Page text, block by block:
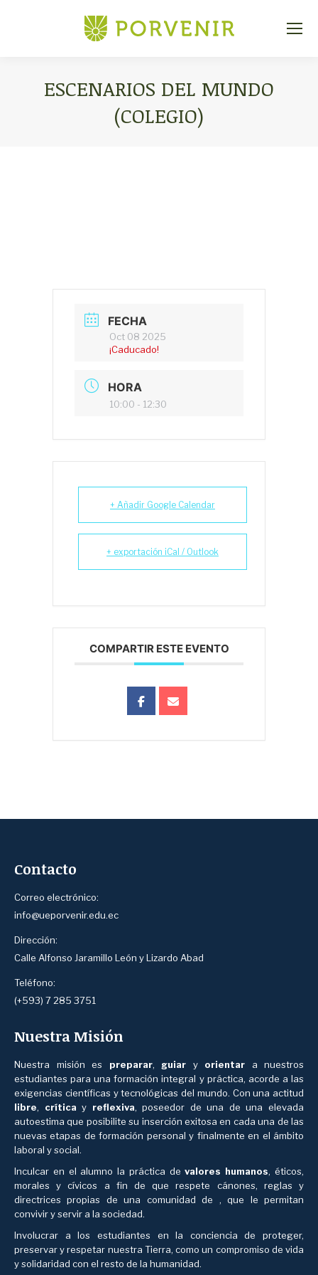
ESCENARIOS DEL MUNDO
(COLEGIO)
FECHA
Oct 08 2025
¡Caducado!
HORA
10:00 - 12:30
+ Añadir Google Calendar
+ exportación iCal / Outlook
COMPARTIR ESTE EVENTO
Contacto
Correo electrónico:
info@ueporvenir.edu.ec
Dirección:
Calle Alfonso Jaramillo León y Lizardo Abad
Teléfono:
(+593) 7 285 3751
Nuestra Misión
Nuestra misión es preparar, guiar y orientar a nuestros
estudiantes para una formación integral y práctica, acorde a las
exigencias científicas y tecnológicas del mundo. Con una actitud
libre, crítica y reflexiva, poseedor de una de una elevada
autoestima que posibilite su inserción exitosa en cada una de las
nuevas etapas de formación personal y finalmente en el ámbito
laboral y social.
Inculcar en el alumno la práctica devalores humanos, éticos,
morales y cívicos a fin de que respete cánones, reglas y
directrices propias de una comunidad de , que le permitan
convivir y servir a la sociedad.
Involucrar a los estudiantes en la conciencia de proteger,
preservar y respetar nuestra Tierra, como un compromiso de vida
y solidaridad con el resto de la humanidad.